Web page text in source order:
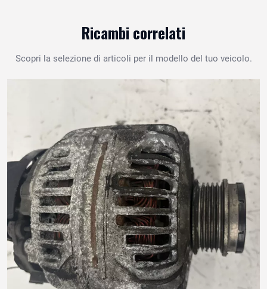
Ricambi correlati
Scopri la selezione di articoli per il modello del tuo veicolo.